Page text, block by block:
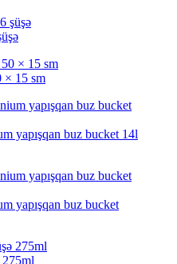
× 15 sm
yapışqan buz bucket 14l
yapışqan buz bucket